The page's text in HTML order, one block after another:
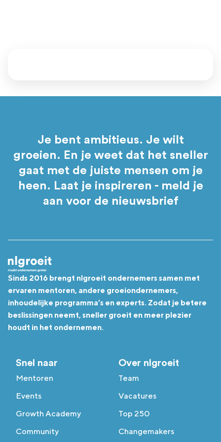
Je bent ambitieus. Je wilt
groeien. En je weet dat het sneller
gaat met de juiste mensen om je
heen. Laat je inspireren - meld je
aan voor de nieuwsbrief
Sinds 2016 brengt nlgroeit ondernemers samen met
ervaren mentoren, andere groeiondernemers,
inhoudelijke programma’s en experts. Zodat je betere
beslissingen neemt, sneller groeit en meer plezier
houdt in het ondernemen.
Snel naar
Mentoren
Events
Growth Academy
Community
Over nlgroeit
Team
Vacatures
Top 250
Changemakers